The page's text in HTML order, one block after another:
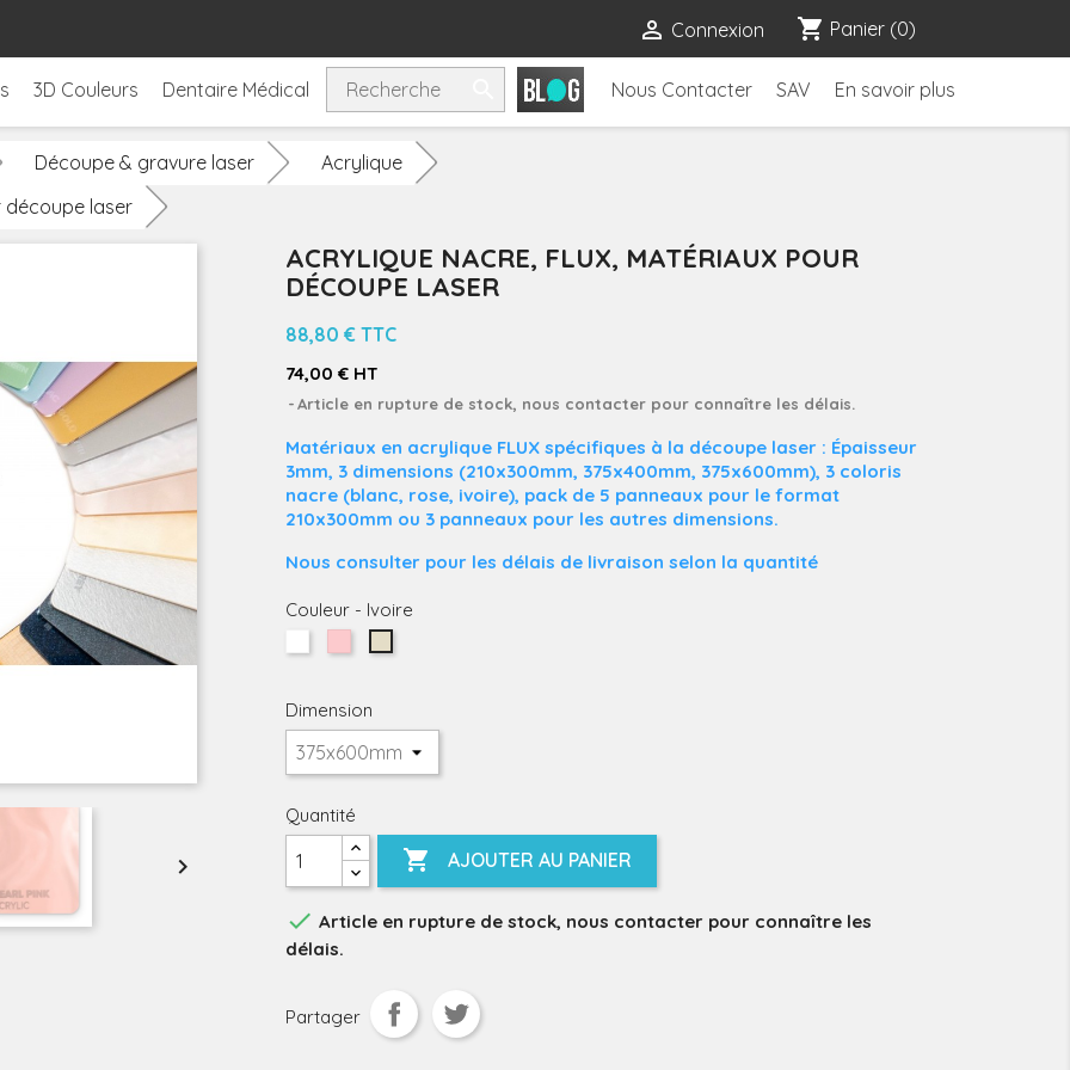
 Connexion shopping_cart Panier (0)
3D Couleurs Dentaire Médical Nous Contacter SAV En savoir plus
Découpe & gravure laser
Acrylique
découpe laser

ACRYLIQUE NACRE, FLUX, MATÉRIAUX POUR
DÉCOUPE LASER
88,80 € TTC
74,00 € HT
Article en rupture de stock, nous contacter pour connaître les délais.
Matériaux en acrylique FLUX spécifiques à la découpe laser : Épaisseur
3mm, 3 dimensions (210x300mm, 375x400mm, 375x600mm), 3 coloris
nacre (blanc, rose, ivoire), pack de 5 panneaux pour le format
210x300mm ou 3 panneaux pour les autres dimensions.
Nous consulter pour les délais de livraison selon la quantité
Couleur - Ivoire
Dimension
Quantité
 AJOUTER AU PANIER
 Article en rupture de stock, nous contacter pour connaître les
délais.
Partager